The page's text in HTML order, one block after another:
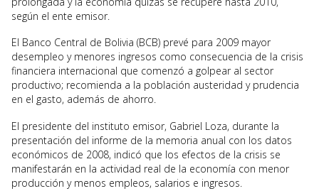
según el ente emisor.
El Banco Central de Bolivia (BCB) prevé para 2009 mayor
desempleo y menores ingresos como consecuencia de la crisis
financiera internacional que comenzó a golpear al sector
productivo; recomienda a la población austeridad y prudencia
en el gasto, además de ahorro.
El presidente del instituto emisor, Gabriel Loza, durante la
presentación del informe de la memoria anual con los datos
económicos de 2008, indicó que los efectos de la crisis se
manifestarán en la actividad real de la economía con menor
producción y menos empleos, salarios e ingresos.